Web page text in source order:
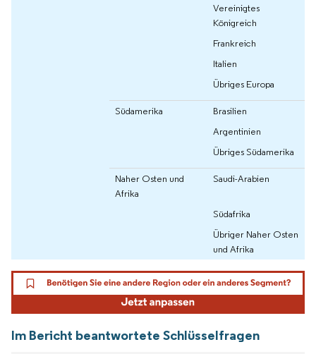
Vereinigtes
Königreich
Frankreich
Italien
Übriges Europa
Südamerika
Brasilien
Argentinien
Übriges Südamerika
Naher Osten und
Afrika
Saudi-Arabien
Südafrika
Übriger Naher Osten
und Afrika
Im Bericht beantwortete Schlüsselfragen